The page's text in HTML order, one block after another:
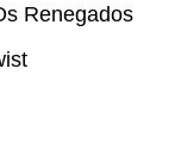
Renegados